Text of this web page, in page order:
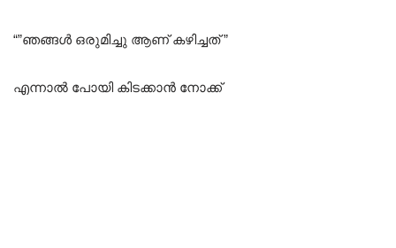
“”ഞങ്ങൾ ഒരുമിച്ചു ആണ് കഴിച്ചത് ”
എന്നാൽ പോയി കിടക്കാൻ നോക്ക്